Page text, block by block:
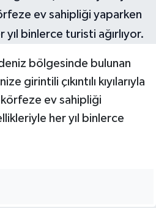
bölgesinde bulunan
girintili çıkıntılı kıyılarıyla
ev sahipliği
her yıl binlerce